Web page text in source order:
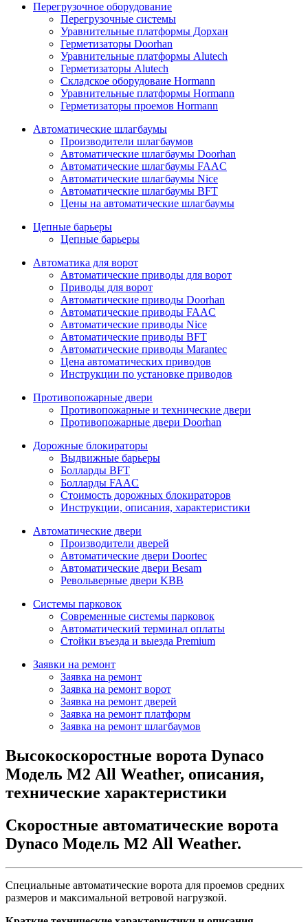
Перегрузочное оборудование
Перегрузочные системы
Уравнительные платформы Дорхан
Герметизаторы Doorhan
Уравнительные платформы Alutech
Герметизаторы Alutech
Складское оборудоваие Hormann
Уравнительные платформы Hormann
Герметизаторы проемов Hormann
Автоматические шлагбаумы
Производители шлагбаумов
Автоматические шлагбаумы Doorhan
Автоматические шлагбаумы FAAC
Автоматические шлагбаумы Nice
Автоматические шлагбаумы BFT
Цены на автоматические шлагбаумы
Цепные барьеры
Цепные барьеры
Автоматика для ворот
Автоматические приводы для ворот
Приводы для ворот
Автоматические приводы Doorhan
Автоматические приводы FAAC
Автоматические приводы Nice
Автоматические приводы BFT
Автоматические приводы Marantec
Цена автоматических приводов
Инструкции по установке приводов
Противопожарные двери
Противопожарные и технические двери
Противопожарные двери Doorhan
Дорожные блокираторы
Выдвижные барьеры
Болларды BFT
Болларды FAAC
Стоимость дорожных блокираторов
Инструкции, описания, характеристики
Автоматические двери
Производители дверей
Автоматические двери Doortec
Автоматические двери Besam
Револьверные двери KBB
Системы парковок
Современные системы парковок
Автоматический терминал оплаты
Стойки въезда и выезда Premium
Заявки на ремонт
Заявка на ремонт
Заявка на ремонт ворот
Заявка на ремонт дверей
Заявка на ремонт платформ
Заявка на ремонт шлагбаумов
Высокоскоростные ворота Dynaco
Модель М2 All Weather, описания,
технические характеристики
Скоростные автоматические ворота
Dynaco Модель М2 All Weather.
Специальные автоматические ворота для проемов средних
размеров и максимальной ветровой нагрузкой.